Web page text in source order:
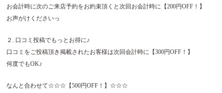
お会計時に次のご来店予約をお約束頂くと次回お会計時に【200円OFF！】
お声がけくださいっ
２. 口コミ投稿でもっとお得に♪
口コミをご投稿頂き掲載されたお客様は次回会計時に【300円OFF！】
何度でもOK♪
なんと合わせて☆☆☆【500円OFF！】☆☆☆